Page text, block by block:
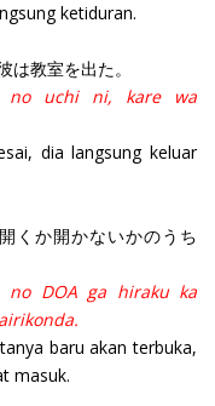
ketiduran.
教室を出た。
no uchi ni, kare wa
dia langsung keluar
くか開かないかのうち
no DOA ga hiraku ka
baru akan terbuka,
masuk.